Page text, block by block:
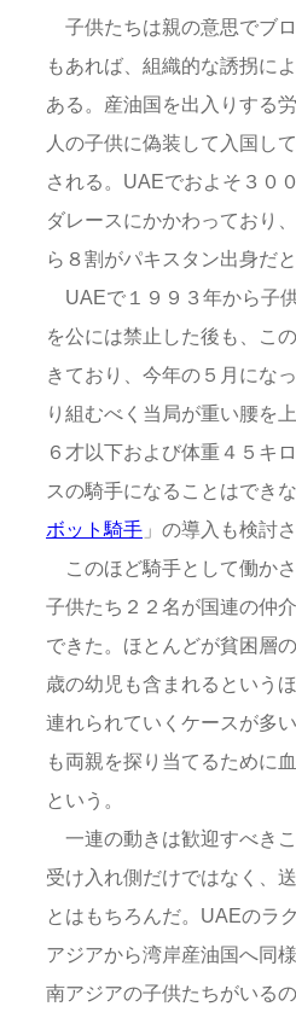
子供たちは親の意思でブ
もあれば、組織的な誘拐に
ある。産油国を出入りする
人の子供に偽装して入国し
される。UAEでおよそ３０
ダレースにかかわっており
ら８割がパキスタン出身だと
UAEで１９９３年から子
を公には禁止した後も、こ
きており、今年の５月にな
り組むべく当局が重い腰を
６才以下および体重４５キ
スの騎手になることはでき
ボット騎手 」の導入も検討
このほど騎手として働か
子供たち２２名が国連の仲
できた。ほとんどが貧困層
歳の幼児も含まれるという
連れられていくケースが多
も両親を探り当てるために
という。
一連の動きは歓迎すべき
受け入れ側だけではなく、
とはもちろんだ。UAEのラ
アジアから湾岸産油国へ同
南アジアの子供たちがいる